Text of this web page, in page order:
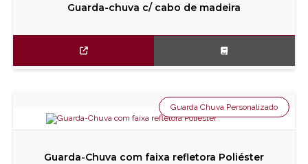
Guarda-chuva c/ cabo de madeira
Guarda-Chuva com faixa refletora Poliéster
Guarda Chuva Personalizado